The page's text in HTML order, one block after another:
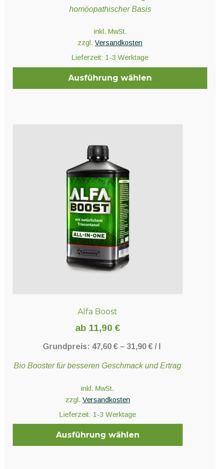
homöopathischer Basis
inkl. MwSt.
zzgl. Versandkosten
Lieferzeit: 1-3 Werktage
Ausführung wählen
Alfa Boost
ab 11,90 €
Grundpreis: 47,60 €– 31,90 €/
Bio Booster für besseren Geschmack und Ertrag
inkl. MwSt.
zzgl. Versandkosten
Lieferzeit: 1-3 Werktage
Ausführung wählen